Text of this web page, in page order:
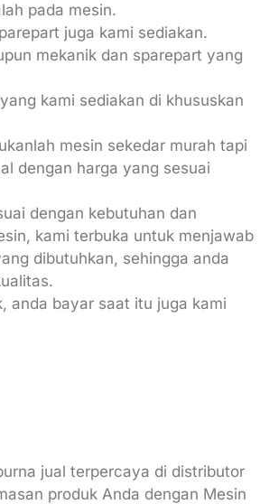
pada mesin.
juga kami sediakan.
mekanik dan sparepart yang
kami sediakan di khususkan
mesin sekedar murah tapi
dengan harga yang sesuai
dengan kebutuhan dan
kami terbuka untuk menjawab
dibutuhkan, sehingga anda
anda bayar saat itu juga kami
jual terpercaya di distributor
produk Anda dengan Mesin